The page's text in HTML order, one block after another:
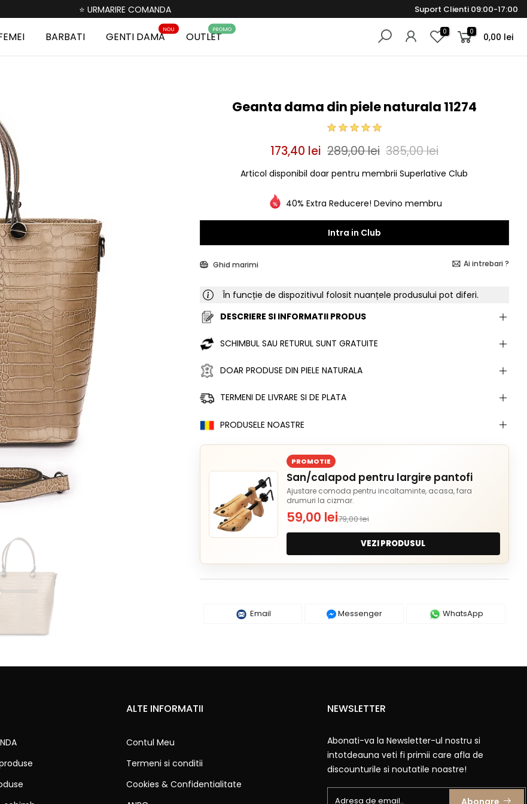
⭐ URMARIRE COMANDA Suport Clienti 09:00-17:00
BARBATI GENTI DAMA
NOU
OUTLET
PROMO 0 0 0,00 lei
Geanta dama din piele naturala 11274
173,40 lei 289,00 lei 385,00 lei
Articol disponibil doar pentru membrii Superlative Club
40% Extra Reducere! Devino membru
Intra in Club
Ghid marimi Ai intrebari ?
În funcție de dispozitivul folosit nuanțele produsului pot diferi.
DESCRIERE SI INFORMATII PRODUS
SCHIMBUL SAU RETURUL SUNT GRATUITE
DOAR PRODUSE DIN PIELE NATURALA
TERMENI DE LIVRARE SI DE PLATA
PRODUSELE NOASTRE
PROMOTIE
San/calapod pentru largire pantofi
Ajustare comoda pentru incaltaminte, acasa, fara
drumuri la cizmar.
59,00 lei79,00 lei
VEZI PRODUSUL
Email Messenger WhatsApp
ALTE INFORMATII
Contul Meu
Termeni si conditii
Cookies & Confidentialitate
NEWSLETTER
Abonati-va la Newsletter-ul nostru si
intotdeauna veti fi primii care afla de
discounturile si noutatile noastre!